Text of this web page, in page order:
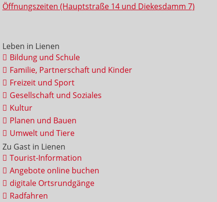
Öffnungszeiten (Hauptstraße 14 und Diekesdamm 7)
Leben in Lienen
Bildung und Schule
Familie, Partnerschaft und Kinder
Freizeit und Sport
Gesellschaft und Soziales
Kultur
Planen und Bauen
Umwelt und Tiere
Zu Gast in Lienen
Tourist-Information
Angebote online buchen
digitale Ortsrundgänge
Radfahren